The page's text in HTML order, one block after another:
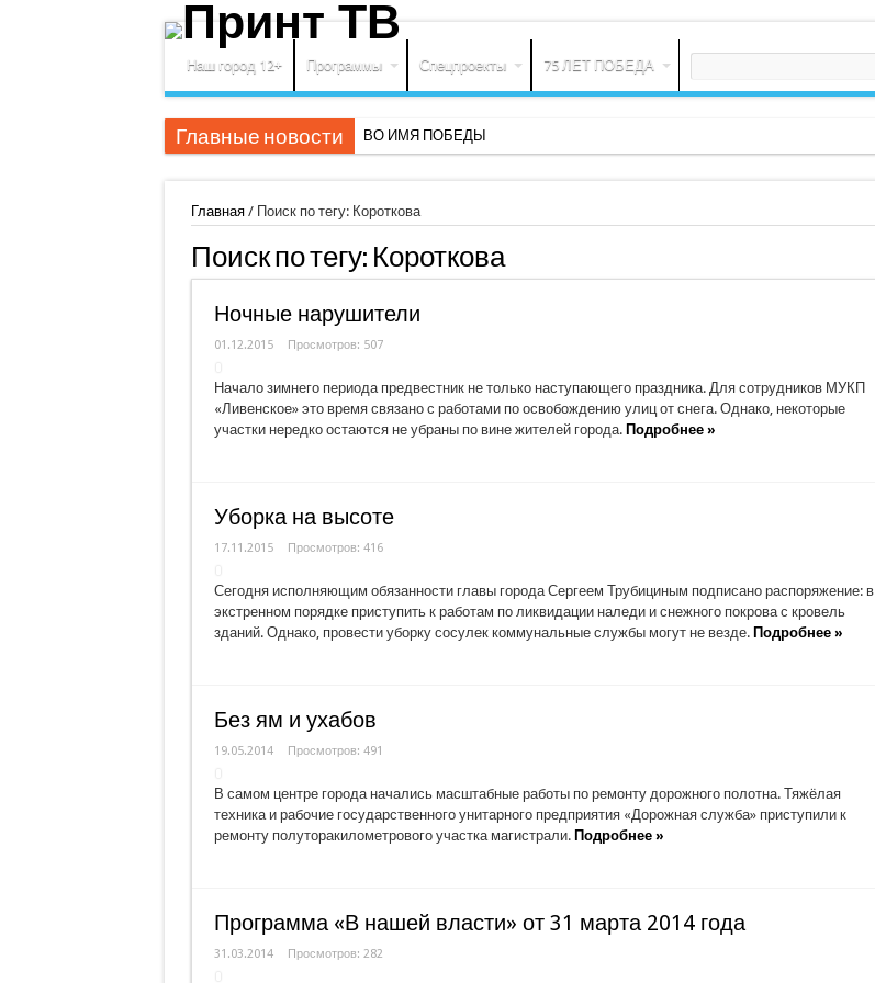
Наш город 12+ Программы Спецпроекты 75 ЛЕТ ПОБЕДА
Главные новости ВО ИМЯ ПОБЕДЫ
Главная/ Поиск по тегу: Короткова
Поиск по тегу: Короткова
Ночные нарушители
01.12.2015 Просмотров: 507
Начало зимнего периода предвестник не только наступающего праздника. Для сотрудников МУКП
«Ливенское» это время связано с работами по освобождению улиц от снега. Однако, некоторые
участки нередко остаются не убраны по вине жителей города. Подробнее »
Уборка на высоте
17.11.2015 Просмотров: 416
Сегодня исполняющим обязанности главы города Сергеем Трубициным подписано распоряжение: в
экстренном порядке приступить к работам по ликвидации наледи и снежного покрова с кровель
зданий. Однако, провести уборку сосулек коммунальные службы могут не везде. Подробнее »
Без ям и ухабов
19.05.2014 Просмотров: 491
В самом центре города начались масштабные работы по ремонту дорожного полотна. Тяжёлая
техника и рабочие государственного унитарного предприятия «Дорожная служба» приступили к
ремонту полуторакилометрового участка магистрали. Подробнее »
Программа «В нашей власти» от 31 марта 2014 года
31.03.2014 Просмотров: 282